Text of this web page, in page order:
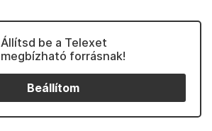
Állítsd be a Telexet
megbízható forrásnak!
Beállítom